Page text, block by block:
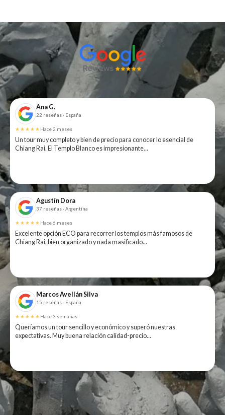
Ana G.
22 reseñas · España
★★★★★ Hace 2 meses
Un tour muy completo y bien de precio para conocer lo esencial de
Chiang Rai. El Templo Blanco es impresionante…
Agustín Dora
37 reseñas · Argentina
★★★★★ Hace 6 meses
Excelente opción ECO para recorrer los templos más famosos de
Chiang Rai, bien organizado y nada masificado…
Marcos Avellán Silva
15 reseñas · España
★★★★★ Hace 3 semanas
Queríamos un tour sencillo y económico y superó nuestras
expectativas. Muy buena relación calidad-precio…